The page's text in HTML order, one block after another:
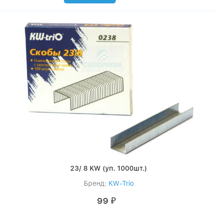
23/ 8 KW (уп. 1000шт.)
Бренд: KW-Trio
99 ₽